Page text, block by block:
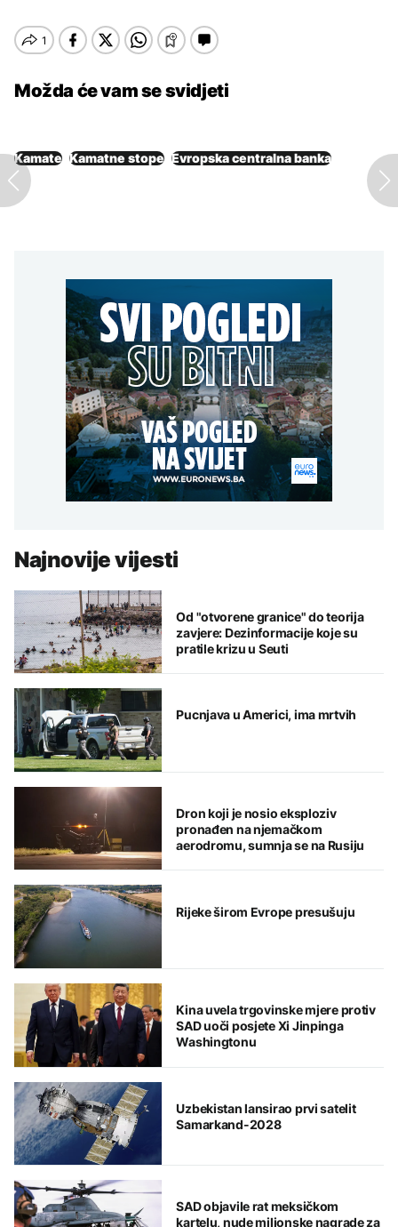
Možda će vam se svidjeti
Kamate Kamatne stope Evropska centralna banka
Najnovije vijesti
Od "otvorene granice" do teorija
zavjere: Dezinformacije koje su
pratile krizu u Seuti
Pucnjava u Americi, ima mrtvih
Dron koji je nosio eksploziv
pronađen na njemačkom
aerodromu, sumnja se na Rusiju
Rijeke širom Evrope presušuju
Kina uvela trgovinske mjere protiv
SAD uoči posjete Xi Jinpinga
Washingtonu
Uzbekistan lansirao prvi satelit
Samarkand-2028
SAD objavile rat meksičkom
kartelu, nude milionske nagrade za